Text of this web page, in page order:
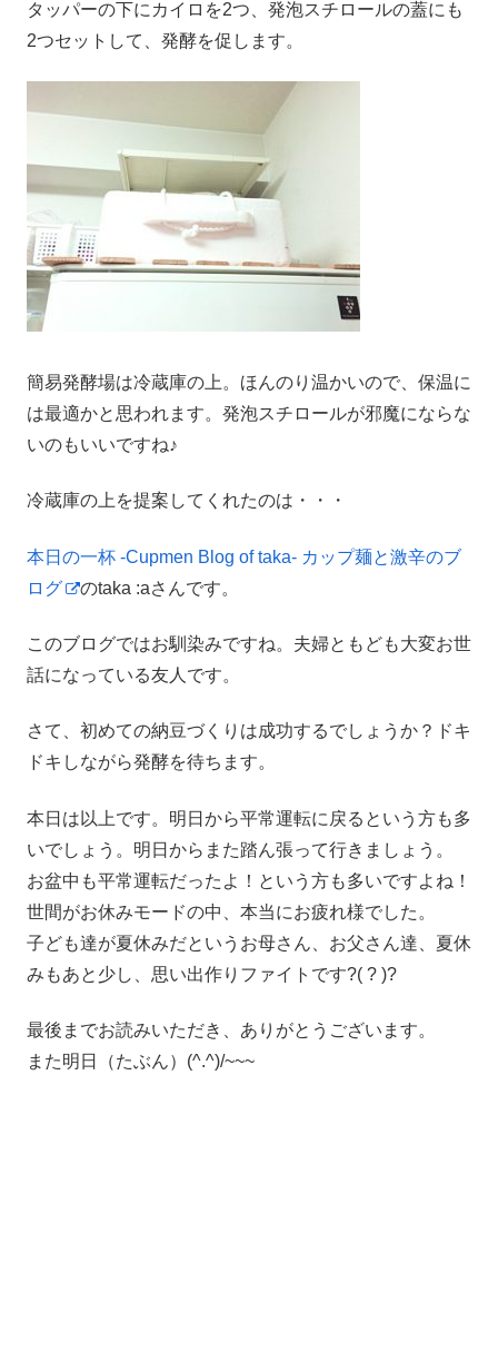
タッパーの下にカイロを2つ、発泡スチロールの蓋にも
2つセットして、発酵を促します。
簡易発酵場は冷蔵庫の上。ほんのり温かいので、保温に
は最適かと思われます。発泡スチロールが邪魔にならな
いのもいいですね♪
冷蔵庫の上を提案してくれたのは・・・
本日の一杯 -Cupmen Blog of taka- カップ麺と激辛のブ
ログ
のtaka :aさんです。
このブログではお馴染みですね。夫婦ともども大変お世
話になっている友人です。
さて、初めての納豆づくりは成功するでしょうか？ドキ
ドキしながら発酵を待ちます。
本日は以上です。明日から平常運転に戻るという方も多
いでしょう。明日からまた踏ん張って行きましょう。
お盆中も平常運転だったよ！という方も多いですよね！
世間がお休みモードの中、本当にお疲れ様でした。
子ども達が夏休みだというお母さん、お父さん達、夏休
みもあと少し、思い出作りファイトです?( ? )?
最後までお読みいただき、ありがとうございます。
また明日（たぶん）(^.^)/~~~